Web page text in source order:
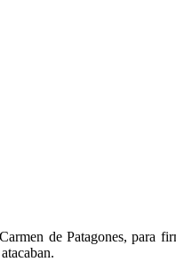
de Patagones, para